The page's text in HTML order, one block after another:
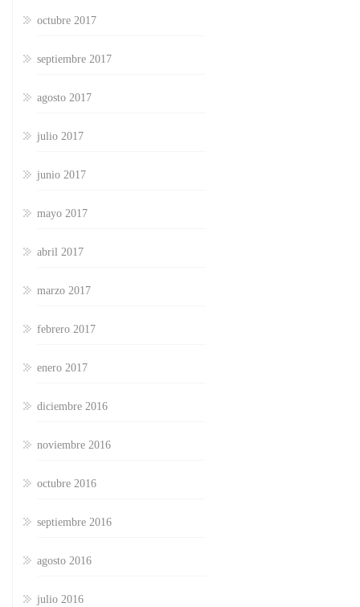
octubre 2017
septiembre 2017
agosto 2017
julio 2017
junio 2017
mayo 2017
abril 2017
marzo 2017
febrero 2017
enero 2017
diciembre 2016
noviembre 2016
octubre 2016
septiembre 2016
agosto 2016
julio 2016